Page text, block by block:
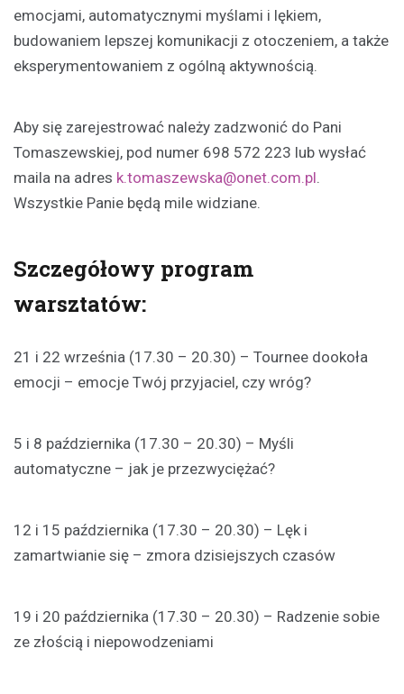
emocjami, automatycznymi myślami i lękiem,
budowaniem lepszej komunikacji z otoczeniem, a także
eksperymentowaniem z ogólną aktywnością.
Aby się zarejestrować należy zadzwonić do Pani
Tomaszewskiej, pod numer 698 572 223 lub wysłać
maila na adres k.tomaszewska@onet.com.pl.
Wszystkie Panie będą mile widziane.
Szczegółowy program
warsztatów:
21 i 22 września (17.30 – 20.30) – Tournee dookoła
emocji – emocje Twój przyjaciel, czy wróg?
5 i 8 października (17.30 – 20.30) – Myśli
automatyczne – jak je przezwyciężać?
12 i 15 października (17.30 – 20.30) – Lęk i
zamartwianie się – zmora dzisiejszych czasów
19 i 20 października (17.30 – 20.30) – Radzenie sobie
ze złością i niepowodzeniami